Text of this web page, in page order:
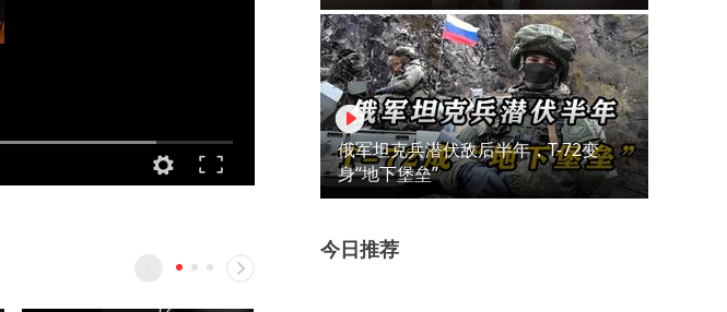
俄军坦克兵潜伏敌后半年，T-72变
身“地下堡垒”
今日推荐